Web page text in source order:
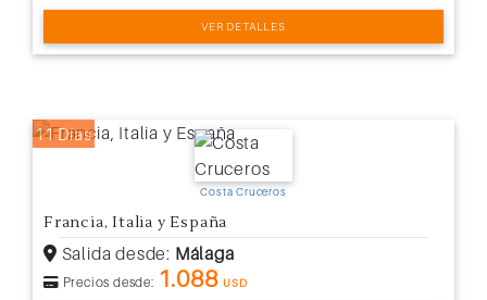
VER DETALLES
11 Días
Costa Cruceros
Francia, Italia y España
Salida desde: Málaga
Precios desde: 1.088 USD